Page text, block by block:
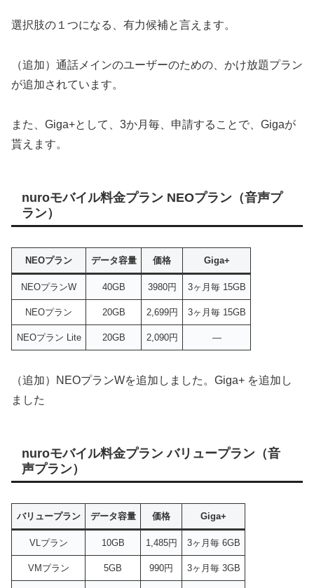
選択肢の１つになる、有力候補と言えます。
（追加）通話メインのユーザーのための、かけ放題プラン
が追加されています。
また、Giga+として、3か月毎、申請することで、Gigaが
貰えます。
nuroモバイル料金プラン NEOプラン（音声プ
ラン）
NEOプラン データ容量 価格 Giga+
NEOプランW 40GB 3980円 3ヶ月毎 15GB
NEOプラン 20GB 2,699円 3ヶ月毎 15GB
NEOプラン Lite 20GB 2,090円 ―
（追加）NEOプランWを追加しました。Giga+ を追加し
ました
nuroモバイル料金プラン バリュープラン（音
声プラン）
バリュープラン データ容量 価格 Giga+
VLプラン 10GB 1,485円 3ヶ月毎 6GB
VMプラン 5GB 990円 3ヶ月毎 3GB